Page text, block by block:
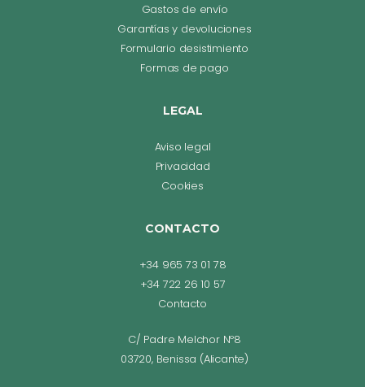
Gastos de envío
Garantías y devoluciones
Formulario desistimiento
Formas de pago
LEGAL
Aviso legal
Privacidad
Cookies
CONTACTO
+34 965 73 01 78
+34 722 26 10 57
Contacto
C/ Padre Melchor Nº8
03720, Benissa (Alicante)